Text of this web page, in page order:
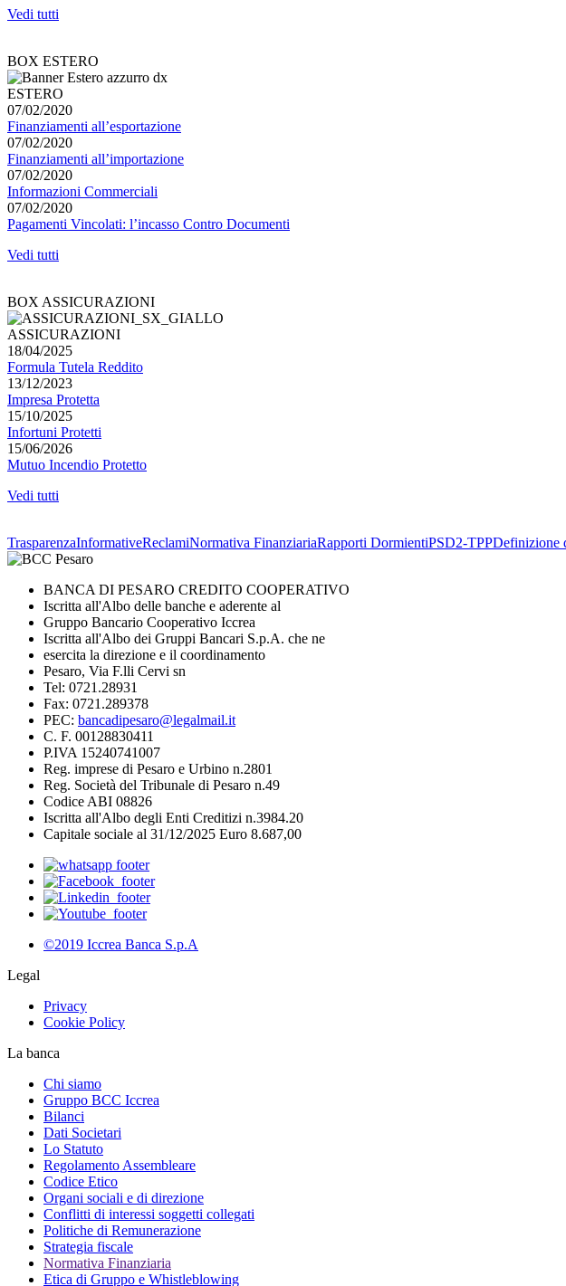
Vedi tutti
BOX ESTERO
ESTERO
07/02/2020
Finanziamenti all’esportazione
07/02/2020
Finanziamenti all’importazione
07/02/2020
Informazioni Commerciali
07/02/2020
Pagamenti Vincolati: l’incasso Contro Documenti
Vedi tutti
BOX ASSICURAZIONI
ASSICURAZIONI
18/04/2025
Formula Tutela Reddito
13/12/2023
Impresa Protetta
15/10/2025
Infortuni Protetti
15/06/2026
Mutuo Incendio Protetto
Vedi tutti
TrasparenzaInformativeReclamiNormativa FinanziariaRapporti DormientiPSD2-TPPDefinizione
BANCA DI PESARO CREDITO COOPERATIVO
Iscritta all'Albo delle banche e aderente al
Gruppo Bancario Cooperativo Iccrea
Iscritta all'Albo dei Gruppi Bancari S.p.A. che ne
esercita la direzione e il coordinamento
Pesaro, Via F.lli Cervi sn
Tel: 0721.28931
Fax: 0721.289378
PEC: bancadipesaro@legalmail.it
C. F. 00128830411
P.IVA 15240741007
Reg. imprese di Pesaro e Urbino n.2801
Reg. Società del Tribunale di Pesaro n.49
Codice ABI 08826
Iscritta all'Albo degli Enti Creditizi n.3984.20
Capitale sociale al 31/12/2025 Euro 8.687,00
©2019 Iccrea Banca S.p.A
Legal
Privacy
Cookie Policy
La banca
Chi siamo
Gruppo BCC Iccrea
Bilanci
Dati Societari
Lo Statuto
Regolamento Assembleare
Codice Etico
Organi sociali e di direzione
Conflitti di interessi soggetti collegati
Politiche di Remunerazione
Strategia fiscale
Normativa Finanziaria
Etica di Gruppo e Whistleblowing